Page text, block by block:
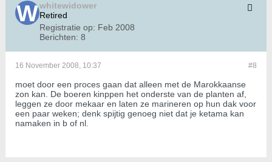
whitewidower
Retired
Registratie op: Feb 2008
Berichten: 8
#8
16 November 2008, 10:37
moet door een proces gaan dat alleen met de Marokkaanse
zon kan. De boeren kinppen het onderste van de planten af,
leggen ze door mekaar en laten ze marineren op hun dak voor
een paar weken; denk spijtig genoeg niet dat je ketama kan
namaken in b of nl.